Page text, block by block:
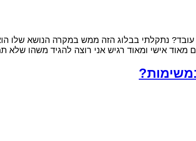
נתקלתי בבלוג הזה ממש במקרה הנושא שלו
אישי ומאוד רגיש אני רוצה להגיד משהו שלא